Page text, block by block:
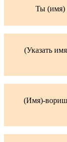
Ты (имя)
(Указать
(Имя)-